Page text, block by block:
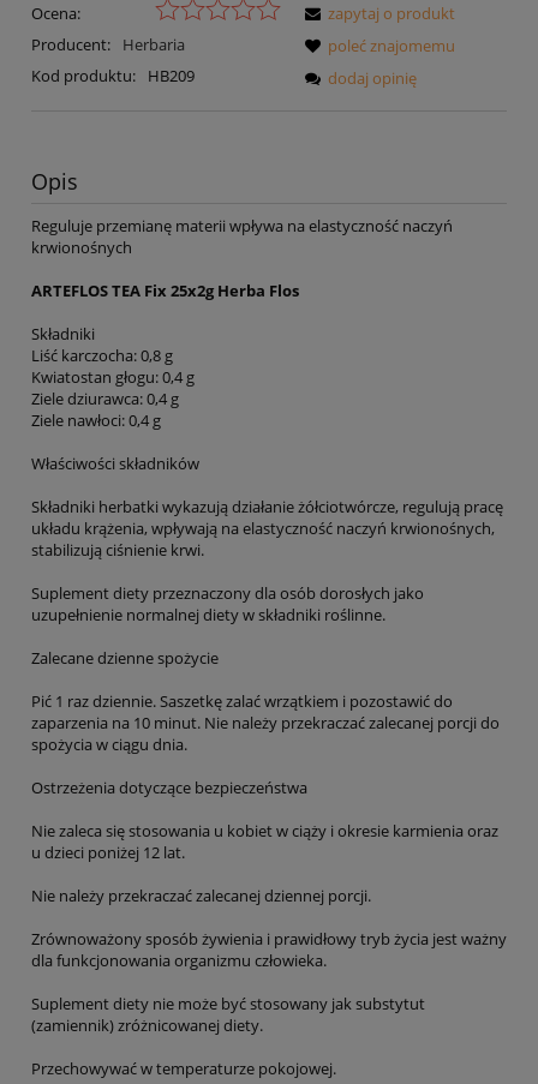
Ocena:
Producent:
Herbaria
Kod produktu:
HB209
zapytaj o produkt
poleć znajomemu
dodaj opinię
Opis
Reguluje przemianę materii wpływa na elastyczność naczyń
krwionośnych
ARTEFLOS TEA Fix 25x2g Herba Flos
Składniki
Liść karczocha: 0,8 g
Kwiatostan głogu: 0,4 g
Ziele dziurawca: 0,4 g
Ziele nawłoci: 0,4 g
Właściwości składników
Składniki herbatki wykazują działanie żółciotwórcze, regulują pracę
układu krążenia, wpływają na elastyczność naczyń krwionośnych,
stabilizują ciśnienie krwi.
Suplement diety przeznaczony dla osób dorosłych jako
uzupełnienie normalnej diety w składniki roślinne.
Zalecane dzienne spożycie
Pić 1 raz dziennie. Saszetkę zalać wrzątkiem i pozostawić do
zaparzenia na 10 minut. Nie należy przekraczać zalecanej porcji do
spożycia w ciągu dnia.
Ostrzeżenia dotyczące bezpieczeństwa
Nie zaleca się stosowania u kobiet w ciąży i okresie karmienia oraz
u dzieci poniżej 12 lat.
Nie należy przekraczać zalecanej dziennej porcji.
Zrównoważony sposób żywienia i prawidłowy tryb życia jest ważny
dla funkcjonowania organizmu człowieka.
Suplement diety nie może być stosowany jak substytut
(zamiennik) zróżnicowanej diety.
Przechowywać w temperaturze pokojowej.